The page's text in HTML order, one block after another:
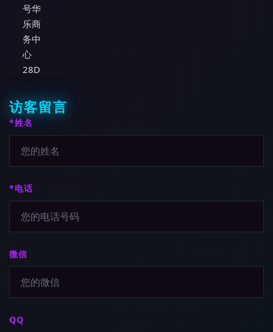
号华
乐商
务中
心
28D
访客留言
*姓名
*电话
微信
QQ